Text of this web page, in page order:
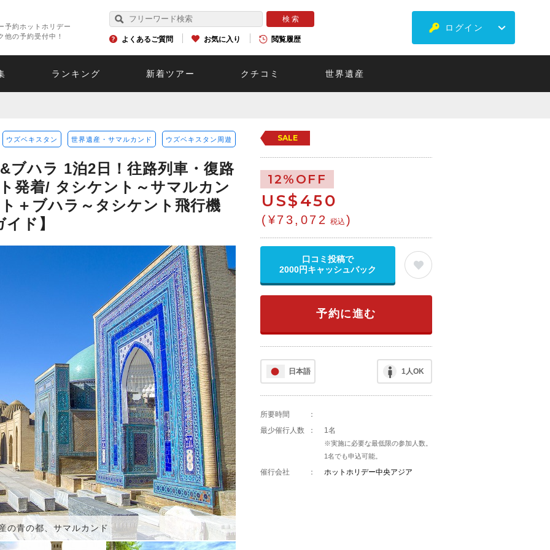
予約ホットホリデー
他の予約受付中！
よくあるご質問 お気に入り 閲覧履歴
ログイン
ランキング 新着ツアー クチコミ 世界遺産
ウズベキスタン 世界遺産・サマルカンド ウズベキスタン周遊
ブハラ 1泊2日！往路列車・復路
発着/ タシケント～サマルカン
＋ブハラ～タシケント飛行機
ド】
の青の都、サマルカンド
SALE
12%OFF
US$450
(¥73,072 税込 )
口コミ投稿で
2000円キャッシュバック
予約に進む
日本語 1人OK
所要時間
：
最少催行人数
： 1名
※実施に必要な最低限の参加人数。
1名でも申込可能。
催行会社 ： ホットホリデー中央アジア